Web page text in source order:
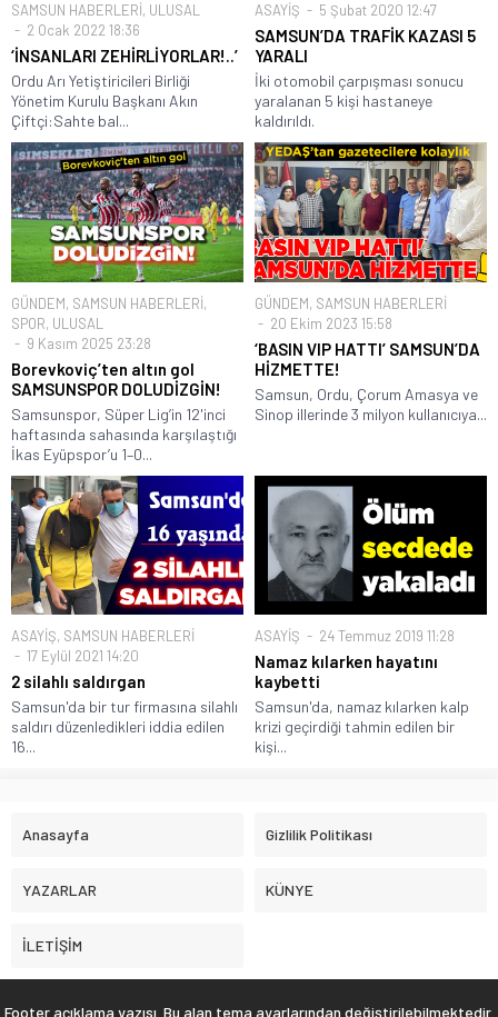
SAMSUN HABERLERİ, ULUSAL
2 Ocak 2022 18:36
‘İNSANLARI ZEHİRLİYORLAR!..’
Ordu Arı Yetiştiricileri Birliği
Yönetim Kurulu Başkanı Akın
Çiftçi:Sahte bal...
ASAYİŞ 5 Şubat 2020 12:47
SAMSUN’DA TRAFİK KAZASI 5
YARALI
İki otomobil çarpışması sonucu
yaralanan 5 kişi hastaneye
kaldırıldı.
GÜNDEM, SAMSUN HABERLERİ,
SPOR, ULUSAL
9 Kasım 2025 23:28
Borevkoviç’ten altın gol
SAMSUNSPOR DOLUDİZGİN!
Samsunspor, Süper Lig’in 12'inci
haftasında sahasında karşılaştığı
İkas Eyüpspor’u 1–0...
GÜNDEM, SAMSUN HABERLERİ
20 Ekim 2023 15:58
‘BASIN VIP HATTI’ SAMSUN’DA
HİZMETTE!
Samsun, Ordu, Çorum Amasya ve
Sinop illerinde 3 milyon kullanıcıya...
ASAYİŞ, SAMSUN HABERLERİ
17 Eylül 2021 14:20
2 silahlı saldırgan
Samsun'da bir tur firmasına silahlı
saldırı düzenledikleri iddia edilen
16...
ASAYİŞ 24 Temmuz 2019 11:28
Namaz kılarken hayatını
kaybetti
Samsun'da, namaz kılarken kalp
krizi geçirdiği tahmin edilen bir
kişi...
Anasayfa Gizlilik Politikası
YAZARLAR KÜNYE
İLETİŞİM
Footer açıklama yazısı. Bu alan tema ayarlarından değiştirilebilmektedir.